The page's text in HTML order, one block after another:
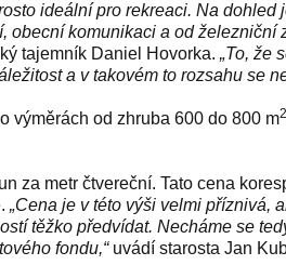
ideální pro rekreaci. Na
obecní komunikaci a od
tajemník Daniel Hovorka. „To, že
a v takovém to rozsahu se
výměrách od zhruba 600 do 800 m2
za metr čtvereční. Tato cena
„Cena je v této výši velmi příznivá,
těžko předvídat. Necháme se
fondu,“ uvádí starosta Jan